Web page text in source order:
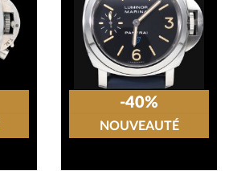
-40%
NOUVEAUTÉ